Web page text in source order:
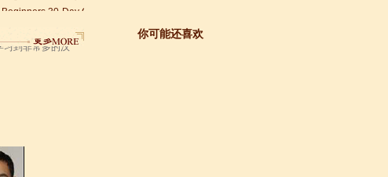
各级考试报名照片的通知
如果你希望外国实习生到你的公司工作，请联系我们
CENTER常州语风HSK考点正式对外开考了，常州的考生可以在自己家门口参加汉语考试了
你可能还喜欢